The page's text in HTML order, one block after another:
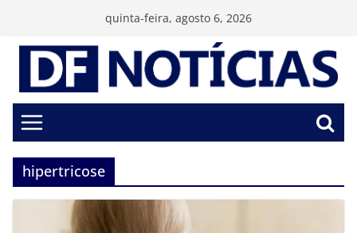
conteúdo
quinta-feira, agosto 6, 2026
hipertricose